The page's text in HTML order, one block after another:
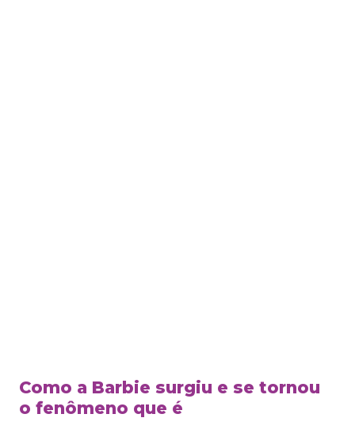
Como a Barbie surgiu e se tornou
o fenômeno que é